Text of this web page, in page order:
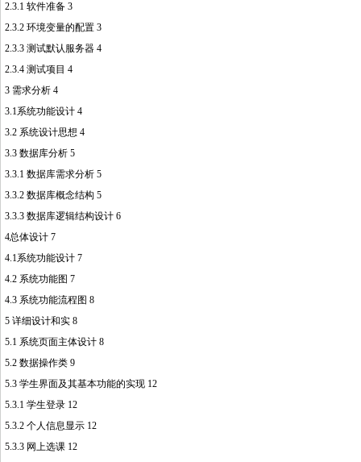
2.3.1 软件准备 3http://www.16sheji8.cn/
2.3.2 环境变量的配置 3
2.3.3 测试默认服务器 4
2.3.4 测试项目 4
3 需求分析 4
3.1系统功能设计 4
3.2 系统设计思想 4
3.3 数据库分析 5
3.3.1 数据库需求分析 5
3.3.2 数据库概念结构 5
3.3.3 数据库逻辑结构设计 6
4总体设计 7
4.1系统功能设计 7
4.2 系统功能图 7
4.3 系统功能流程图 8
5 详细设计和实 8
5.1 系统页面主体设计 8
5.2 数据操作类 9
5.3 学生界面及其基本功能的实现 12
5.3.1 学生登录 12
5.3.2 个人信息显示 12
5.3.3 网上选课 12http://www.16sheji8.cn/